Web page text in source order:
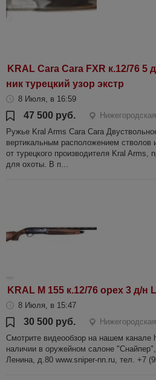
KRAL Cara Cara FXR к.12/76 5
ник турецкий узор экстр
8 Июля, в 16:59
47 500 руб.
Ружье Kral Arms Cara Cara
вертикальным расположением
от турецкого производителя Kral Arms,
для охоты. В п...
KRAL M 155 к.12/76 орех 3 д/н
8 Июля, в 15:47
30 500 руб.
Смотрите видеообзор на нашем канале
наличии в оружейном салоне
Ленина, д.80 www.sniper-nn.ru, тел. +7